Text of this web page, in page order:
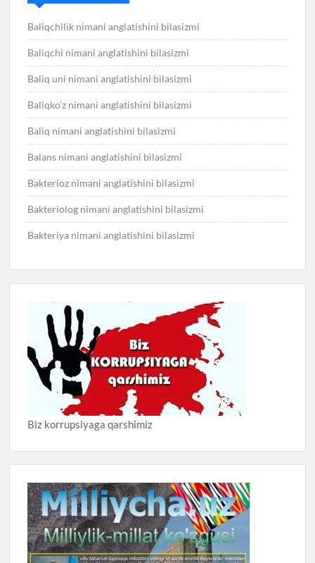
Baliqchilik nimani anglatishini bilasizmi
Baliqchi nimani anglatishini bilasizmi
Baliq uni nimani anglatishini bilasizmi
Baliqko’z nimani anglatishini bilasizmi
Baliq nimani anglatishini bilasizmi
Balans nimani anglatishini bilasizmi
Bakterioz nimani anglatishini bilasizmi
Bakteriolog nimani anglatishini bilasizmi
Bakteriya nimani anglatishini bilasizmi
Biz korrupsiyaga qarshimiz